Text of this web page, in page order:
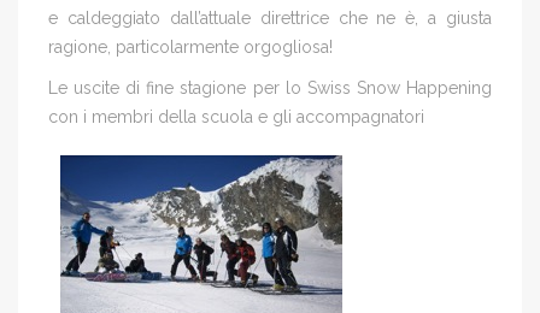
e caldeggiato dall’attuale direttrice che ne è, a giusta
ragione, particolarmente orgogliosa!
Le uscite di fine stagione per lo Swiss Snow Happening
con i membri della scuola e gli accompagnatori